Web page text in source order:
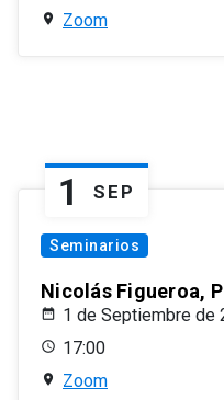
Zoom
1 SEP
Seminarios
Nicolás Figueroa,
1 de Septiembre de
17:00
Zoom